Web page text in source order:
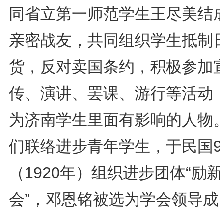
同省立第一师范学生王尽美结
亲密战友，共同组织学生抵制
货，反对卖国条约，积极参加
传、演讲、罢课、游行等活动
为济南学生里面有影响的人物
们联络进步青年学生，于民国
（1920年）组织进步团体“励
会”，邓恩铭被选为学会领导